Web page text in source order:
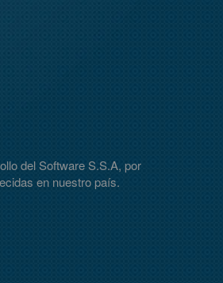
del Software S.S.A, por
en nuestro país.